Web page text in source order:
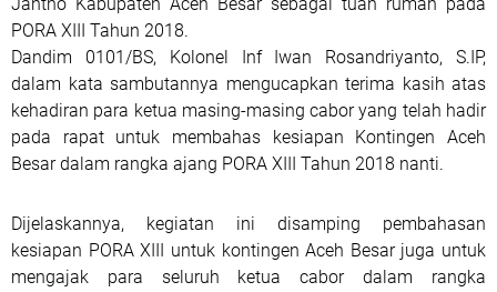
PORA XIII Tahun 2018.
Dandim 0101/BS, Kolonel Inf Iwan Rosandriyanto, S.IP,
dalam kata sambutannya mengucapkan terima kasih atas
kehadiran para ketua masing-masing cabor yang telah hadir
pada rapat untuk membahas kesiapan Kontingen Aceh
Besar dalam rangka ajang PORA XIII Tahun 2018 nanti.
Dijelaskannya, kegiatan ini disamping pembahasan
kesiapan PORA XIII untuk kontingen Aceh Besar juga untuk
mengajak para seluruh ketua cabor dalam rangka